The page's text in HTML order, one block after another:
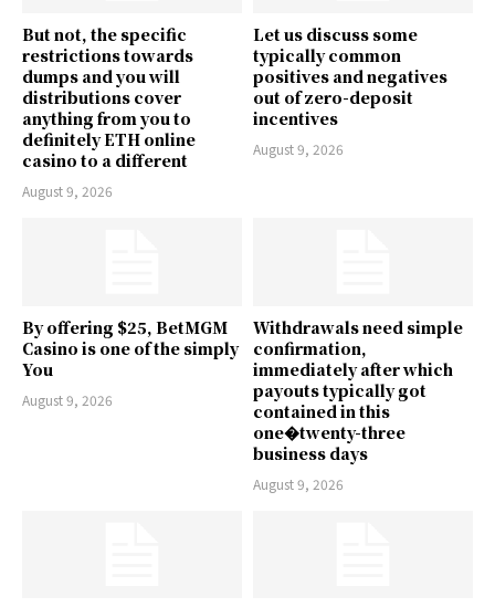
But not, the specific
restrictions towards
dumps and you will
distributions cover
anything from you to
definitely ETH online
casino to a different
August 9, 2026
Let us discuss some
typically common
positives and negatives
out of zero-deposit
incentives
August 9, 2026
By offering $25, BetMGM
Casino is one of the simply
You
August 9, 2026
Withdrawals need simple
confirmation,
immediately after which
payouts typically got
contained in this
one�twenty-three
business days
August 9, 2026